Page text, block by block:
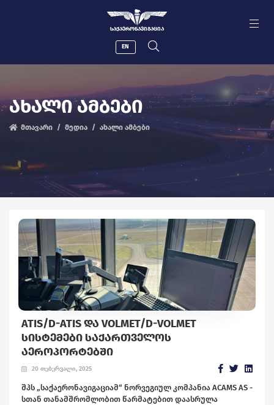
ᲡᲐᲥᲐᲔᲠᲝᲜᲐᲕᲘᲒᲐᲪᲘᲐ
EN
ᲐᲮᲐᲚᲘ ᲐᲛᲑᲔᲑᲘ
მთავარი მედია ახალი ამბები
ATIS/D-ATIS ᲓᲐ VOLMET/D-VOLMET
ᲡᲘᲡᲢᲔᲛᲔᲑᲘ ᲡᲐᲥᲐᲠᲗᲕᲔᲚᲝᲡ
ᲐᲔᲠᲝᲞᲝᲠᲢᲔᲑᲨᲘ
20 თებერვალი, 2025
შპს „საქაერონავიგაციამ“ ნორვეგიულ კომპანია ACAMS AS -
სთან თანამშრომლობით წარმატებით დაასრულა